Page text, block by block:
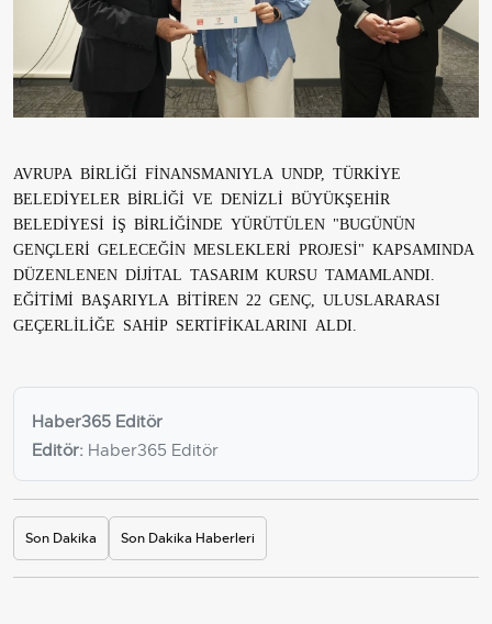
AVRUPA BİRLİĞİ FİNANSMANIYLA UNDP, TÜRKİYE
BELEDİYELER BİRLİĞİ VE DENİZLİ BÜYÜKŞEHİR
BELEDİYESİ İŞ BİRLİĞİNDE YÜRÜTÜLEN "BUGÜNÜN
GENÇLERİ GELECEĞİN MESLEKLERİ PROJESİ" KAPSAMINDA
DÜZENLENEN DİJİTAL TASARIM KURSU TAMAMLANDI.
EĞİTİMİ BAŞARIYLA BİTİREN 22 GENÇ, ULUSLARARASI
GEÇERLİLİĞE SAHİP SERTİFİKALARINI ALDI.
Haber365 Editör
Editör: Haber365 Editör
Son Dakika Son Dakika Haberleri